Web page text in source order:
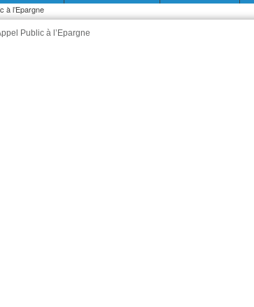
à l’Epargne
Public à l’Epargne